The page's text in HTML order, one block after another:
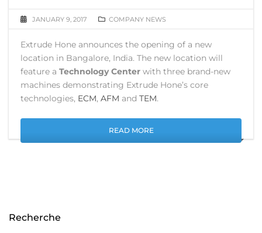
JANUARY 9, 2017 COMPANY NEWS
Extrude Hone announces the opening of a new
location in Bangalore, India. The new location will
feature a Technology Center with three brand-new
machines demonstrating Extrude Hone’s core
technologies, ECM, AFM and TEM.
READ MORE
Recherche